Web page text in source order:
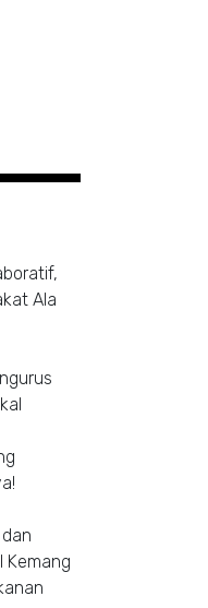
Ala
Kemang